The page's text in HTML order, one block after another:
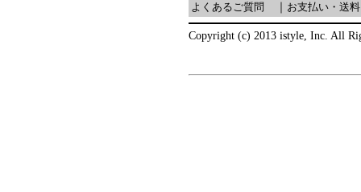
よくあるご質問 お支払い・送料
Copyright (c) 2013 istyle, Inc. All